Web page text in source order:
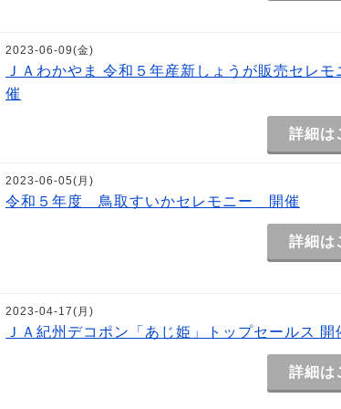
2023-06-09(金)
ＪＡわかやま 令和５年産新しょうが販売セレモ
催
詳細は
2023-06-05(月)
令和５年度 鳥取すいかセレモニー 開催
詳細は
2023-04-17(月)
ＪＡ紀州デコポン「あじ姫」トップセールス 開
詳細は